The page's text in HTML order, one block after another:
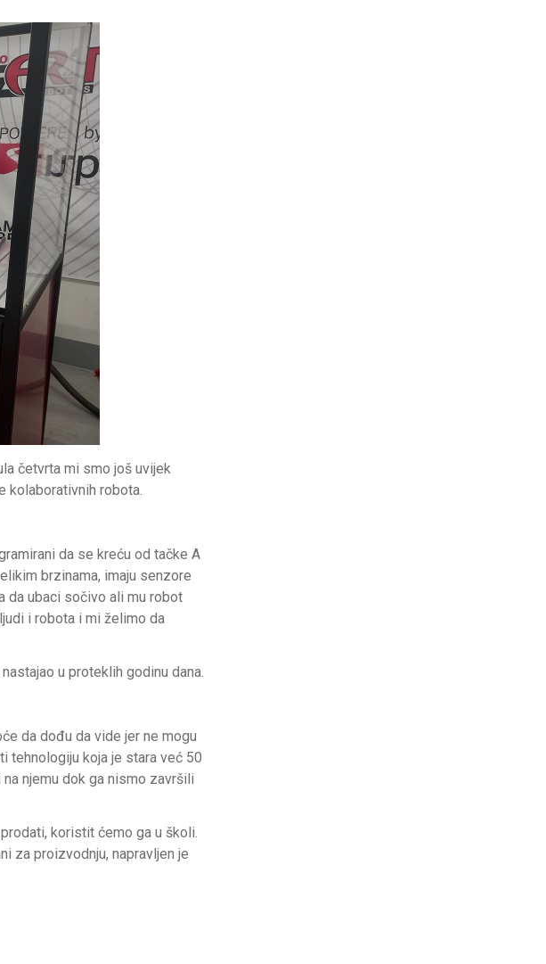
četvrta mi smo još uvijek
kolaborativnih robota.
da se kreću od tačke A
brzinama, imaju senzore
da ubaci sočivo ali mu robot
i robota i mi želimo da
u proteklih godinu dana.
da dođu da vide jer ne mogu
tehnologiju koja je stara već 50
njemu dok ga nismo završili
koristit ćemo ga u školi.
za proizvodnju, napravljen je